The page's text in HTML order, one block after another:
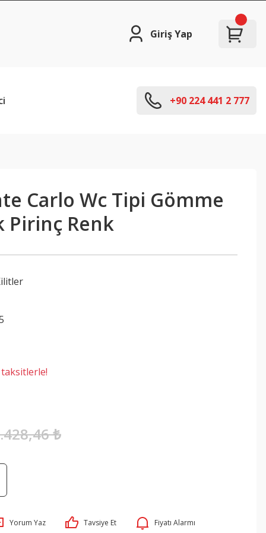
Giriş Yap
+90 224 441 2 777
Carlo Wc Tipi Gömme
Pirinç Renk
₺
Yorum Yaz Tavsiye Et Fiyatı Alarmı